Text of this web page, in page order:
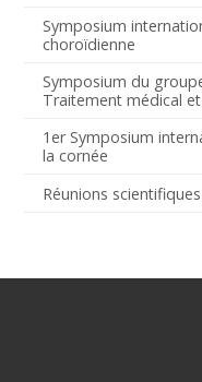
Symposium
choroïdienne
Symposium du
Traitement médical
1er Symposium
la cornée
Réunions